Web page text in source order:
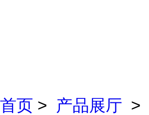
首页 > 产品展厅 >